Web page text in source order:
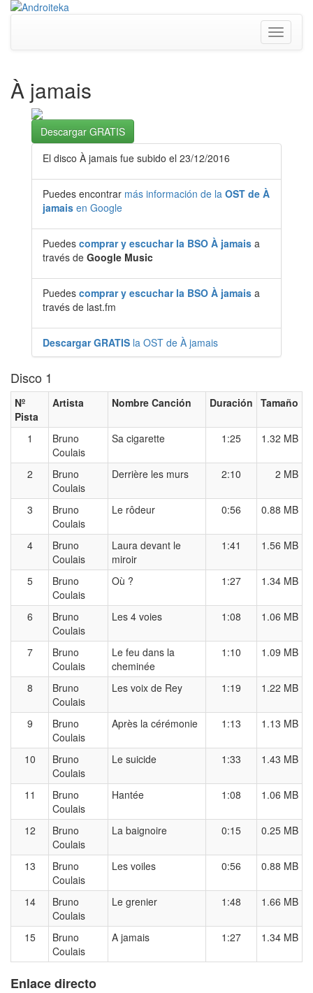
Toggle
À jamais
Descargar GRATIS
El disco À jamais fue subido el 23/12/2016
Puedes encontrar más información de la OST de À
jamais en Google
Puedes comprar y escuchar la BSO À jamais a
través de Google Music
Puedes comprar y escuchar la BSO À jamais a
través de last.fm
Descargar GRATIS la OST de À jamais
Disco 1
Nº
Pista
Artista Nombre Canción Duración Tamaño
1
Bruno
Coulais
Sa cigarette 1:25 1.32 MB
2
Bruno
Coulais
Derrière les murs 2:10 2 MB
3
Bruno
Coulais
Le rôdeur 0:56 0.88 MB
4
Bruno
Coulais
Laura devant le
miroir
1:41 1.56 MB
5
Bruno
Coulais
Où ? 1:27 1.34 MB
6
Bruno
Coulais
Les 4 voies 1:08 1.06 MB
7
Bruno
Coulais
Le feu dans la
cheminée
1:10 1.09 MB
8
Bruno
Coulais
Les voix de Rey 1:19 1.22 MB
9
Bruno
Coulais
Après la cérémonie 1:13 1.13 MB
10
Bruno
Coulais
Le suicide 1:33 1.43 MB
11
Bruno
Coulais
Hantée 1:08 1.06 MB
12
Bruno
Coulais
La baignoire 0:15 0.25 MB
13
Bruno
Coulais
Les voiles 0:56 0.88 MB
14
Bruno
Coulais
Le grenier 1:48 1.66 MB
15
Bruno
Coulais
A jamais 1:27 1.34 MB
Enlace directo